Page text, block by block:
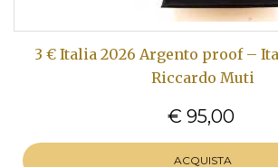
3 € Italia 2026 Argento proof –
Riccardo Muti
€ 95,00
ACQUISTA